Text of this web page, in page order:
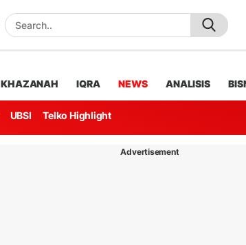
KHAZANAH IQRA NEWS ANALISIS
UBSI Telko Highlight
Advertisement